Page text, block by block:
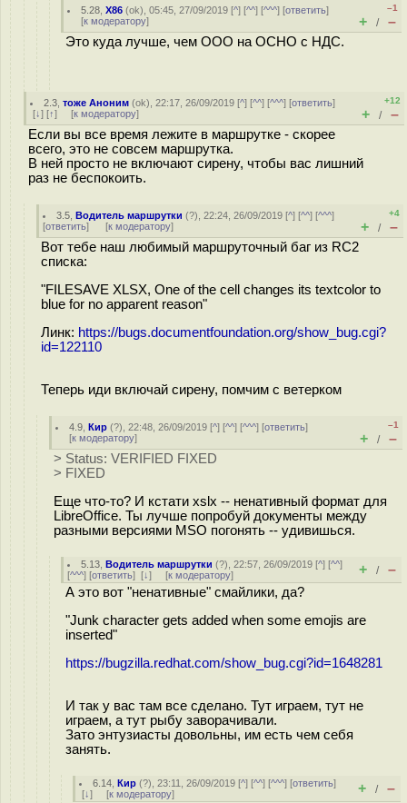
5.28 ,X86 (ok), 05:45, 27/09/2019 [^] [^^] [^^^] [ответить]
[к модератору]
–1
+ / –
Это куда лучше, чем ООО на ОСНО с НДС.
2.3 ,тоже Аноним (ok), 22:17, 26/09/2019 [^] [^^] [^^^] [ответить]
[↓] [↑] [к модератору]
+12
+ / –
Если вы все время лежите в маршрутке - скорее
всего, это не совсем маршрутка.
В ней просто не включают сирену, чтобы вас лишний
раз не беспокоить.
3.5 ,Водитель маршрутки (?), 22:24, 26/09/2019 [^] [^^] [^^^]
[ответить] [к модератору]
+4
+ / –
Вот тебе наш любимый маршруточный баг из RC2
списка:
"FILESAVE XLSX, One of the cell changes its textcolor to
blue for no apparent reason"
Линк: https://bugs.documentfoundation.org/show_bug.cgi?
id=122110
Теперь иди включай сирену, помчим с ветерком
4.9 ,Кир (?), 22:48, 26/09/2019 [^] [^^] [^^^] [ответить]
[к модератору]
–1
+ / –
> Status: VERIFIED FIXED
> FIXED
Еще что-то? И кстати xslx -- ненативный формат для
LibreOffice. Ты лучше попробуй документы между
разными версиями MSO погонять -- удивишься.
5.13 ,Водитель маршрутки (?), 22:57, 26/09/2019 [^] [^^]
[^^^] [ответить] [↓] [к модератору] + / –
А это вот "ненативные" смайлики, да?
"Junk character gets added when some emojis are
inserted"
https://bugzilla.redhat.com/show_bug.cgi?id=1648281
И так у вас там все сделано. Тут играем, тут не
играем, а тут рыбу заворачивали.
Зато энтузиасты довольны, им есть чем себя
занять.
6.14 ,Кир (?), 23:11, 26/09/2019 [^] [^^] [^^^] [ответить]
[↓] [к модератору] + / –